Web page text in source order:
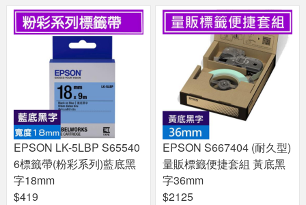
EPSON LK-5LBP S65540
6標籤帶(粉彩系列)藍底黑
字18mm
$419
EPSON S667404 (耐久型)
量販標籤便捷套組 黃底黑
字36mm
$2125